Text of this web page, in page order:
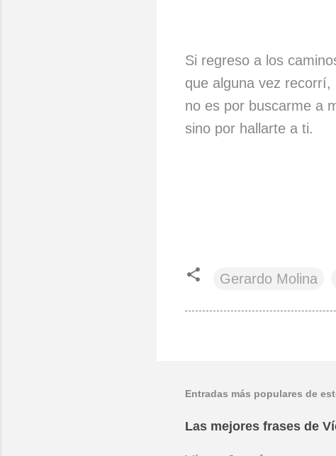
Si regreso a los
que alguna vez recorrí,
no es por buscarme a
sino por hallarte a ti.
Gerardo Molina
Entradas más populares de
Las mejores frases de